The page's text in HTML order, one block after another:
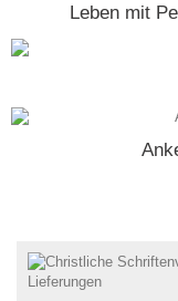
Leben mit